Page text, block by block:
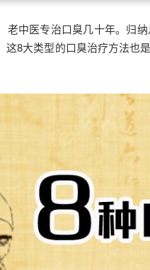
老中医专治口臭几十年。归
这8大类型的口臭治疗方法也